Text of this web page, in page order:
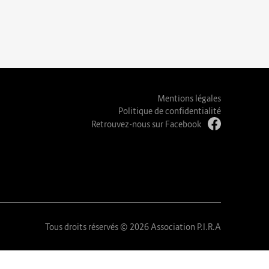
Mentions légales
Politique de confidentialité
Retrouvez-nous sur Facebook
Tous droits réservés © 2026 Association P.I.R.A